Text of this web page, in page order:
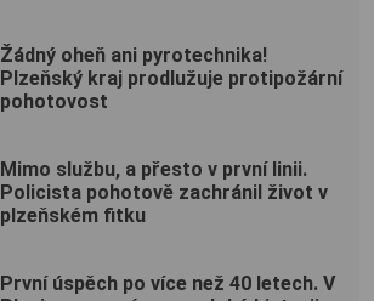
Žádný oheň ani pyrotechnika!
Plzeňský kraj prodlužuje protipožární
pohotovost
Mimo službu, a přesto v první linii.
Policista pohotově zachránil život v
plzeňském fitku
První úspěch po více než 40 letech. V